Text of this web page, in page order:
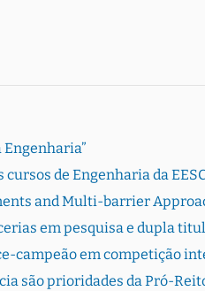
Engenharia”
de Engenharia da
and Multi-barrier
em pesquisa e dupla
campeão em competição
são prioridades da Pró-